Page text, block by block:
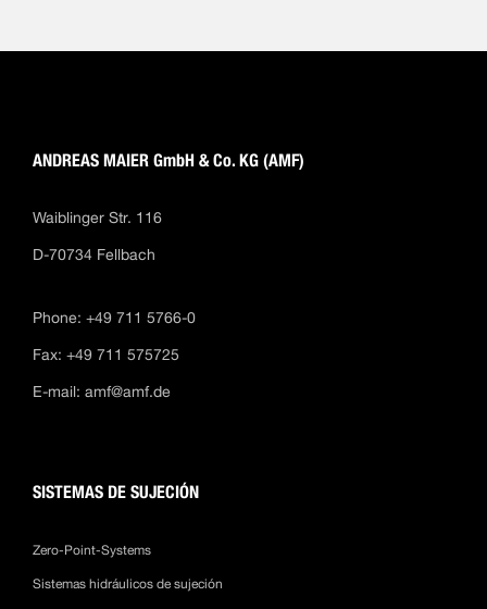
ANDREAS MAIER GmbH & Co. KG (AMF)
Waiblinger Str. 116
D-70734 Fellbach
Phone: +49 711 5766-0
Fax: +49 711 575725
E-mail: amf@amf.de
SISTEMAS DE SUJECIÓN
Zero-Point-Systems
Sistemas hidráulicos de sujeción